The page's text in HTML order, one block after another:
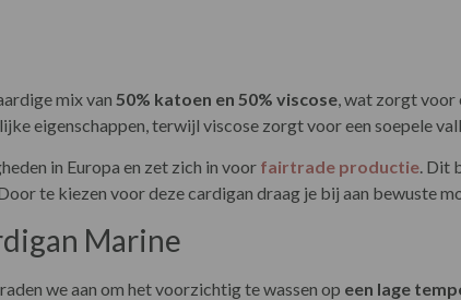
mix van 50% katoen en 50% viscose, wat zorgt voor
eigenschappen, terwijl viscose zorgt voor een soepele
in Europa en zet zich in voor fairtrade productie. Dit
te kiezen voor deze cardigan draag je bij aan bewuste
Marine
we aan om het voorzichtig te wassen op een lage